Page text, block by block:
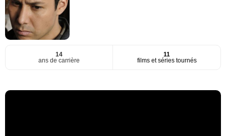
14
ans de carrière
11
films et séries tournés